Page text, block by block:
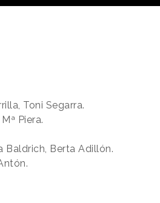
Toni Segarra.
Piera.
Baldrich, Berta Adillón.